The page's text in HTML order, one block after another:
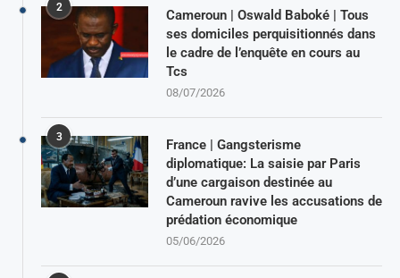
2
Cameroun | Oswald Baboké | Tous
ses domiciles perquisitionnés dans
le cadre de l’enquête en cours au
Tcs
08/07/2026
3
France | Gangsterisme
diplomatique: La saisie par Paris
d’une cargaison destinée au
Cameroun ravive les accusations de
prédation économique
05/06/2026